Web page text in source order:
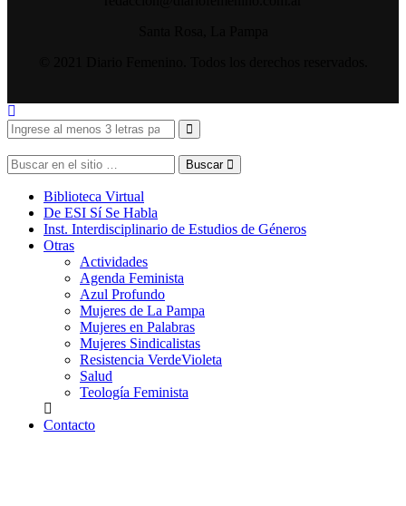
Buscar
Biblioteca Virtual
De ESI Sí Se Habla
Inst. Interdisciplinario de Estudios de Géneros
Otras
Actividades
Agenda Feminista
Azul Profundo
Mujeres de La Pampa
Mujeres en Palabras
Mujeres Sindicalistas
Resistencia VerdeVioleta
Salud
Teología Feminista
Contacto